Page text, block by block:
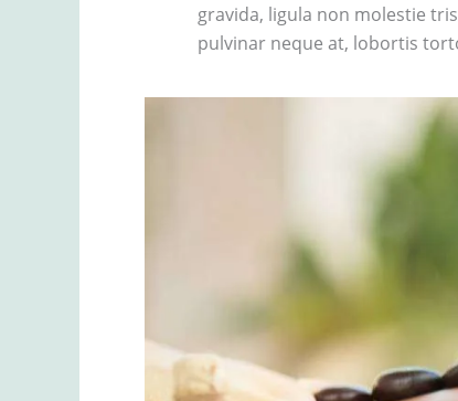
gravida, ligula non molestie
pulvinar neque at, lobortis